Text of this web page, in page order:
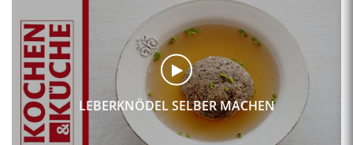
LEBERKNÖDEL SELBER MACHEN